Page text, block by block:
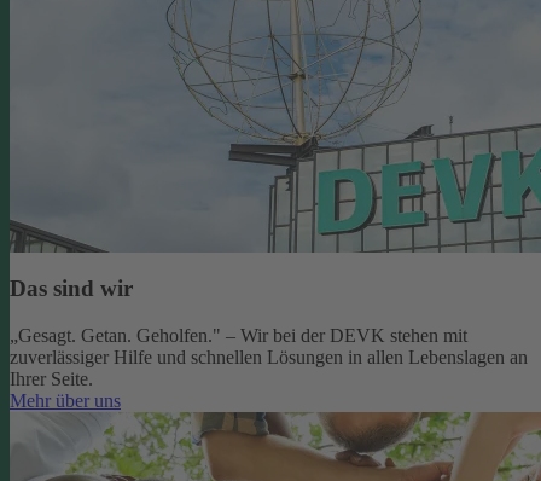
Das sind wir
„Gesagt. Getan. Geholfen." – Wir bei der DEVK stehen mit
zuverlässiger Hilfe und schnellen Lösungen in allen Lebenslagen an
Ihrer Seite.
Mehr über uns